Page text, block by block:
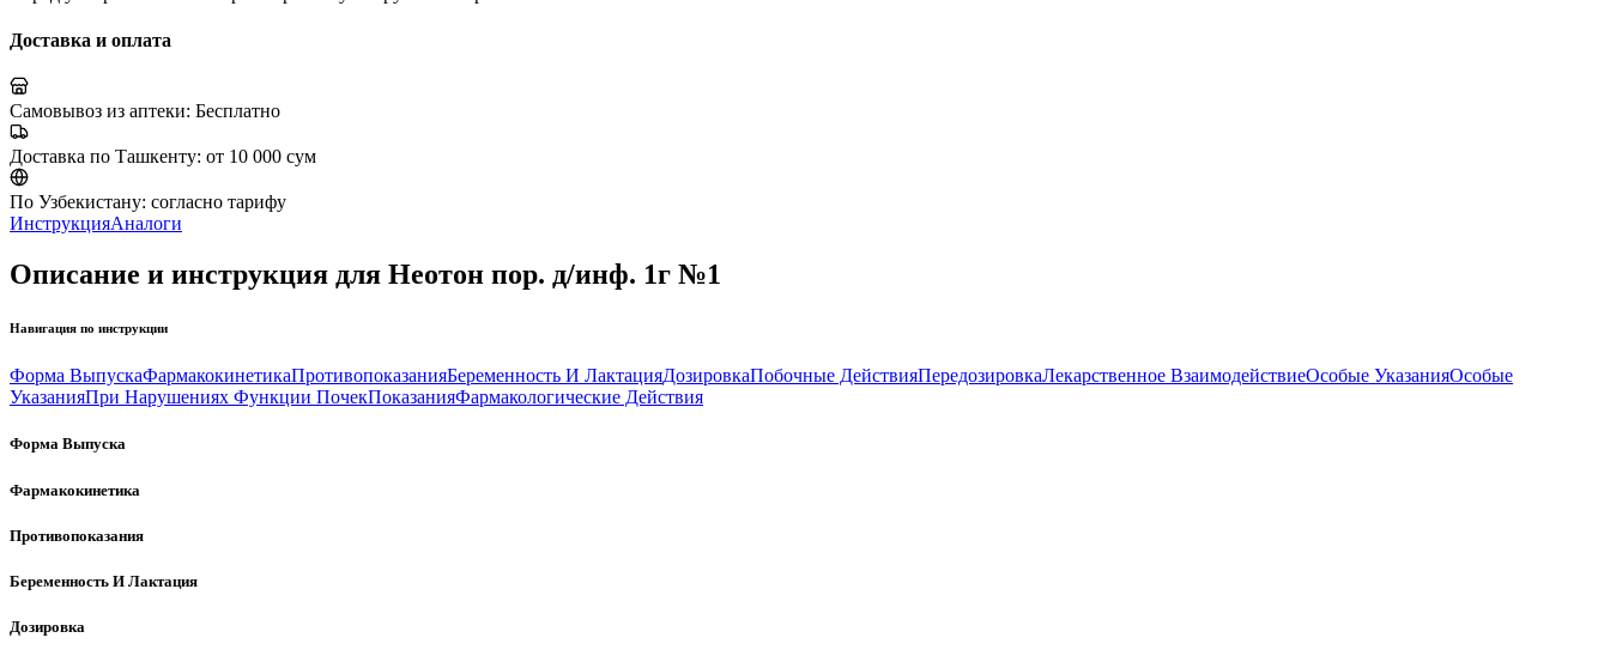
Доставка и оплата
Самовывоз из аптеки: Бесплатно
Доставка по Ташкенту: от 10 000 сум
По Узбекистану: согласно тарифу
ИнструкцияАналоги
Описание и инструкция для Неотон пор. д/инф. 1г №1
Навигация по инструкции
Форма ВыпускаФармакокинетикаПротивопоказанияБеременность И ЛактацияДозировкаПобочные ДействияПередозировкаЛекарственное ВзаимодействиеОсобые УказанияОсобые
УказанияПри Нарушениях Функции ПочекПоказанияФармакологические Действия
Форма Выпуска
Фармакокинетика
Противопоказания
Беременность И Лактация
Дозировка